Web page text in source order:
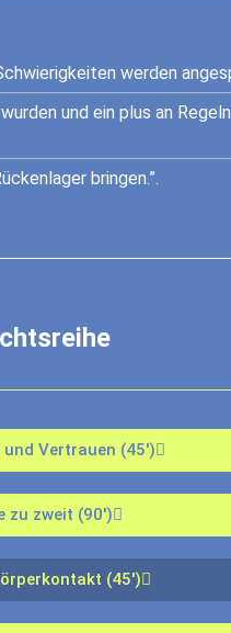
werden
und ein plus an
bringen.”.
Vertrauen (45')
zu zweit (90')
(45')